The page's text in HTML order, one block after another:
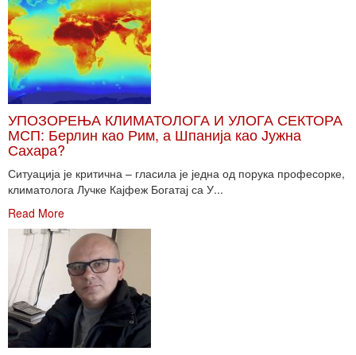
УПОЗОРЕЊА КЛИМАТОЛОГА И УЛОГА СЕКТОРА
МСП: Берлин као Рим, а Шпанија као Јужна
Сахара?
Ситуација је критична – гласила је једна од порука професорке,
климатолога Лучке Кајфеж Богатај са У...
Read More